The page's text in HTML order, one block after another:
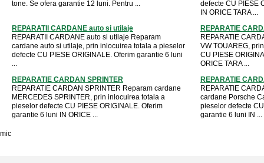
tone. Se ofera garantie 12 luni. Pentru ...
defecte CU PIESE
IN ORICE TARA ...
REPARATII CARDANE auto si utilaje
REPARATII CARDANE auto si utilaje Reparam
cardane auto si utilaje, prin inlocuirea totala a pieselor
defecte CU PIESE ORIGINALE. Oferim garantie 6 luni
...
REPARATIE
REPARATIE
VW TOUAREG,
CU PIESE
ORICE TARA ...
REPARATIE CARDAN SPRINTER
REPARATIE CARDAN SPRINTER Reparam cardane
MERCEDES SPRINTER, prin inlocuirea totala a
pieselor defecte CU PIESE ORIGINALE. Oferim
garantie 6 luni IN ORICE ...
REPARATIE
REPARATIE
cardane Porsche
pieselor defecte
garantie 6 luni IN ...
mic